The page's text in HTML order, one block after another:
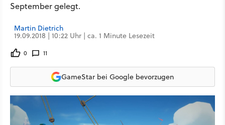
September gelegt.
Martin Dietrich
19.09.2018 | 10:22 Uhr | ca. 1 Minute Lesezeit
0 11
GameStar bei Google bevorzugen